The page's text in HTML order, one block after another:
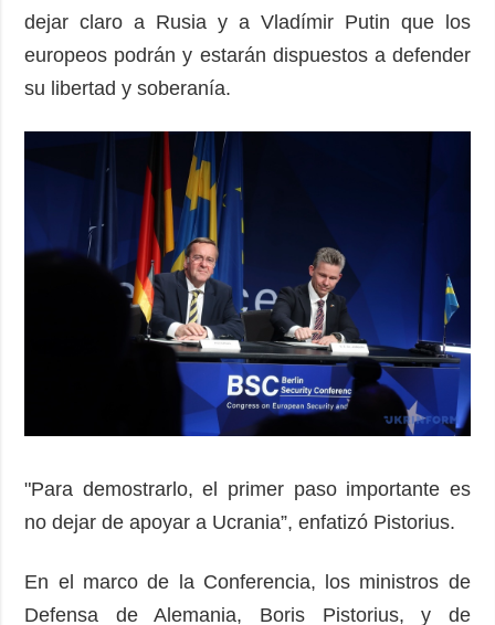
dejar claro a Rusia y a Vladímir Putin que los
europeos podrán y estarán dispuestos a defender
su libertad y soberanía.
"Para demostrarlo, el primer paso importante es
no dejar de apoyar a Ucrania”, enfatizó Pistorius.
En el marco de la Conferencia, los ministros de
Defensa de Alemania, Boris Pistorius, y de